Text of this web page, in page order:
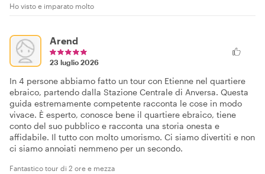
Ho visto e imparato molto
Arend
23 luglio 2026
In 4 persone abbiamo fatto un tour con Etienne nel quartiere
ebraico, partendo dalla Stazione Centrale di Anversa. Questa
guida estremamente competente racconta le cose in modo
vivace. È esperto, conosce bene il quartiere ebraico, tiene
conto del suo pubblico e racconta una storia onesta e
affidabile. Il tutto con molto umorismo. Ci siamo divertiti e non
ci siamo annoiati nemmeno per un secondo.
Fantastico tour di 2 ore e mezza